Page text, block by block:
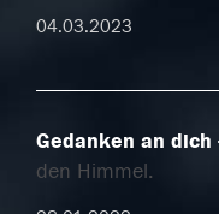
04.03.2023
Gedanken an dich
den Himmel.